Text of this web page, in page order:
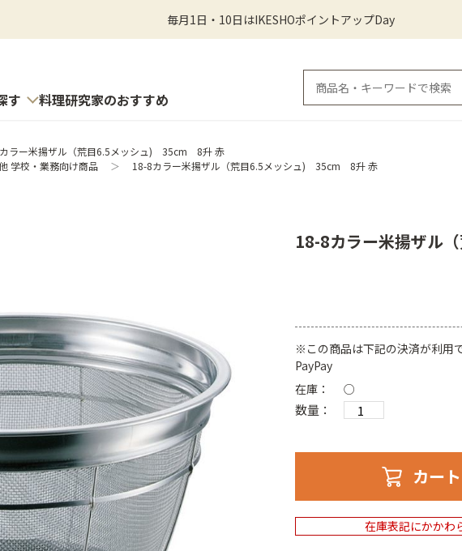
毎月1日・10日はIKESHOポイントアップDay
す 料理研究家のおすすめ
ラー米揚ザル（荒目6.5メッシュ) 35cm 8升 赤
学校・業務向け商品 ＞ 18-8カラー米揚ザル（荒目6.5メッシュ) 35cm 8升 赤
18-8カラー米揚ザ
※この商品は下記の決済が利用
PayPay
在庫：
○
数量：
カー
在庫表記にかかわ